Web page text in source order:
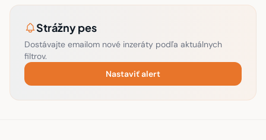
Strážny pes
Dostávajte emailom nové inzeráty podľa aktuálnych
filtrov.
Nastaviť alert